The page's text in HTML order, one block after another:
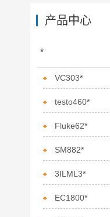
产品中心
*
VC303*
testo460*
Fluke62*
SM882*
3ILML3*
EC1800*